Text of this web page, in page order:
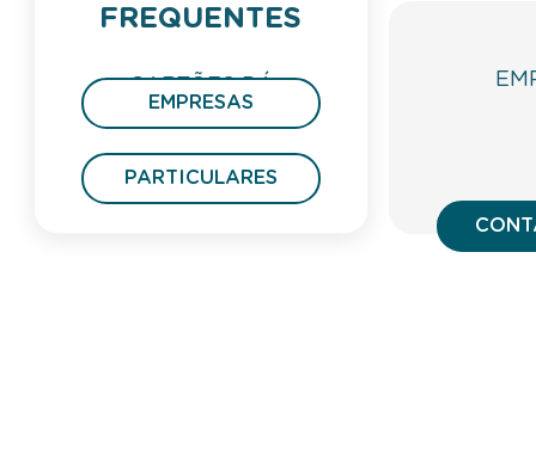
FREQUENTES
CARTÕES DÁ
PRESENTE
EMPRESAS
PARTICULARES